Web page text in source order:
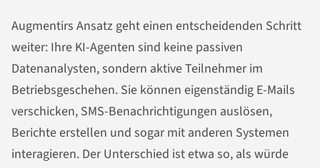
Augmentirs Ansatz geht einen entscheidenden Schritt
weiter: Ihre KI-Agenten sind keine passiven
Datenanalysten, sondern aktive Teilnehmer im
Betriebsgeschehen. Sie können eigenständig E-Mails
verschicken, SMS-Benachrichtigungen auslösen,
Berichte erstellen und sogar mit anderen Systemen
interagieren. Der Unterschied ist etwa so, als würde